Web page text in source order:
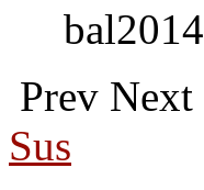
bal2014
Prev Next
Sus